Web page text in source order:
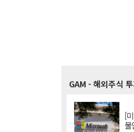
GAM - 해외주식
[
불